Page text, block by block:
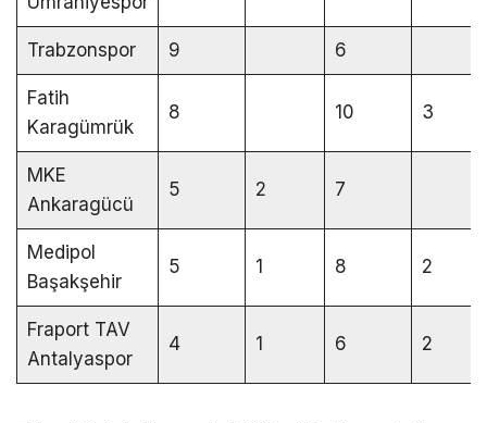
Trabzonspor 9 6
Fatih
Karagümrük
8 10 3
MKE
Ankaragücü
5 2 7
Medipol
Başakşehir
5 1 8 2
Fraport TAV
Antalyaspor
4 1 6 2